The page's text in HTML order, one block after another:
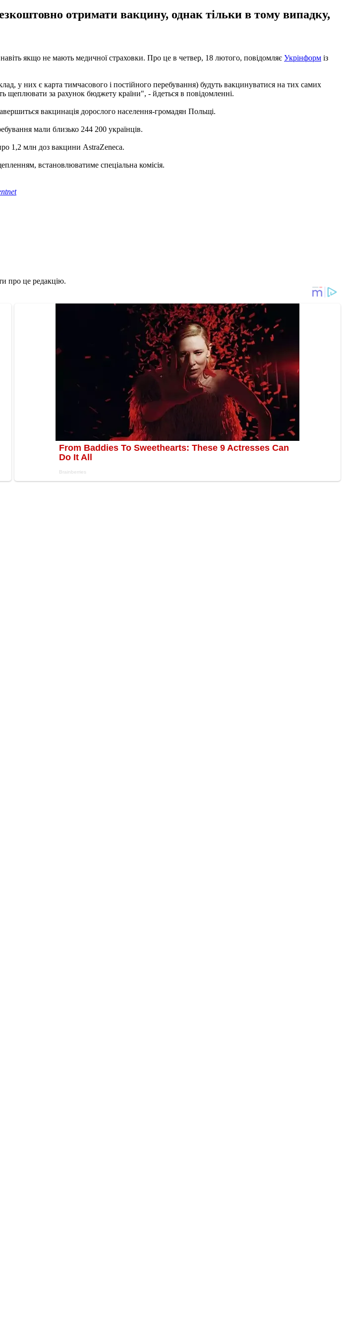
отримати вакцину, однак тільки в тому випадку,
якщо не мають медичної страховки. Про це в четвер, 18 лютого, повідомляє Укрінформ із
у них є карта тимчасового і постійного перебування) будуть вакцинуватися на тих самих
щеплювати за рахунок бюджету країни", - йдеться в повідомленні.
вакцинація дорослого населення-громадян Польщі.
мали близько 244 200 українців.
1,2 млн доз вакцини AstraZeneca.
встановлюватиме спеціальна комісія.
про це редакцію.